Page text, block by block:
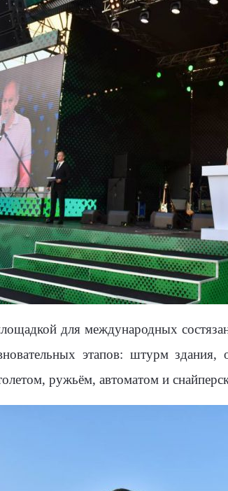
для международных
этапов: штурм здания,
ружьём, автоматом и